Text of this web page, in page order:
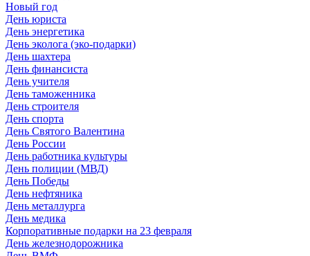
Новый год
День юриста
День энергетика
День эколога (эко-подарки)
День шахтера
День финансиста
День учителя
День таможенника
День строителя
День спорта
День Святого Валентина
День России
День работника культуры
День полиции (МВД)
День Победы
День нефтяника
День металлурга
День медика
Корпоративные подарки на 23 февраля
День железнодорожника